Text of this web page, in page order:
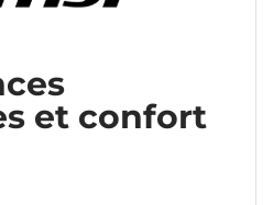
et confort